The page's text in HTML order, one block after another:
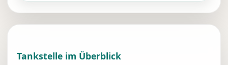
Tankstelle im Überblick